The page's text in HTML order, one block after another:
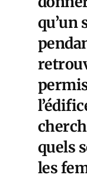
quels
les